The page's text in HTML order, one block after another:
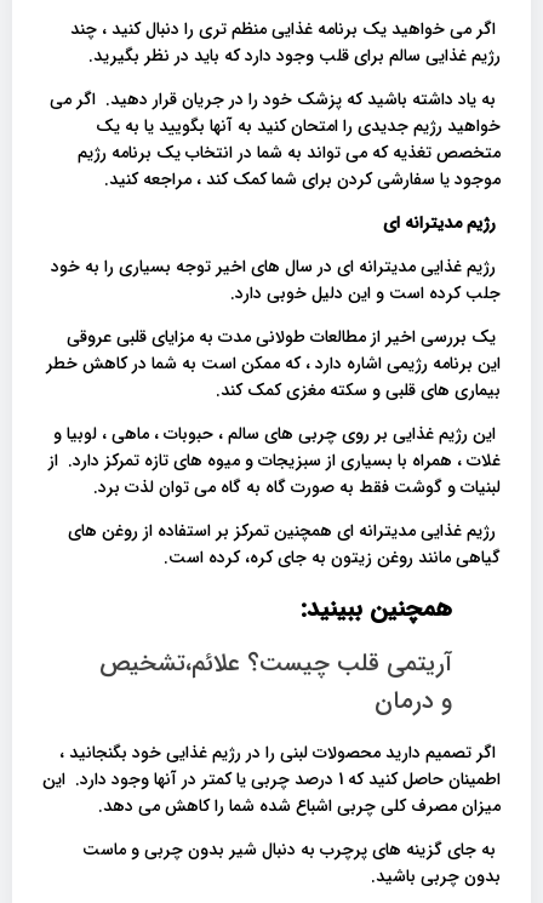
اگر می خواهید یک برنامه غذایی منظم تری را دنبال کنید ، چند
رژیم غذایی سالم برای قلب وجود دارد که باید در نظر بگیرید.
به یاد داشته باشید که پزشک خود را در جریان قرار دهید. اگر می
خواهید رژیم جدیدی را امتحان کنید به آنها بگویید یا به یک
متخصص تغذیه که می تواند به شما در انتخاب یک برنامه رژیم
موجود یا سفارشی کردن برای شما کمک کند ، مراجعه کنید.
رژیم مدیترانه ای
رژیم غذایی مدیترانه ای در سال های اخیر توجه بسیاری را به خود
جلب کرده است و این دلیل خوبی دارد.
یک بررسی اخیر از مطالعات طولانی مدت به مزایای قلبی عروقی
این برنامه رژیمی اشاره دارد ، که ممکن است به شما در کاهش خطر
بیماری های قلبی و سکته مغزی کمک کند.
این رژیم غذایی بر روی چربی های سالم ، حبوبات ، ماهی ، لوبیا و
غلات ، همراه با بسیاری از سبزیجات و میوه های تازه تمرکز دارد. از
لبنیات و گوشت فقط به صورت گاه به گاه می توان لذت برد.
رژیم غذایی مدیترانه ای همچنین تمرکز بر استفاده از روغن های
گیاهی مانند روغن زیتون به جای کره، کرده است.
همچنین ببینید:
آریتمی قلب چیست؟ علائم،تشخیص
و درمان
اگر تصمیم دارید محصولات لبنی را در رژیم غذایی خود بگنجانید ،
اطمینان حاصل کنید که 1 درصد چربی یا کمتر در آنها وجود دارد. این
میزان مصرف کلی چربی اشباع شده شما را کاهش می دهد.
به جای گزینه های پرچرب به دنبال شیر بدون چربی و ماست
بدون چربی باشید.